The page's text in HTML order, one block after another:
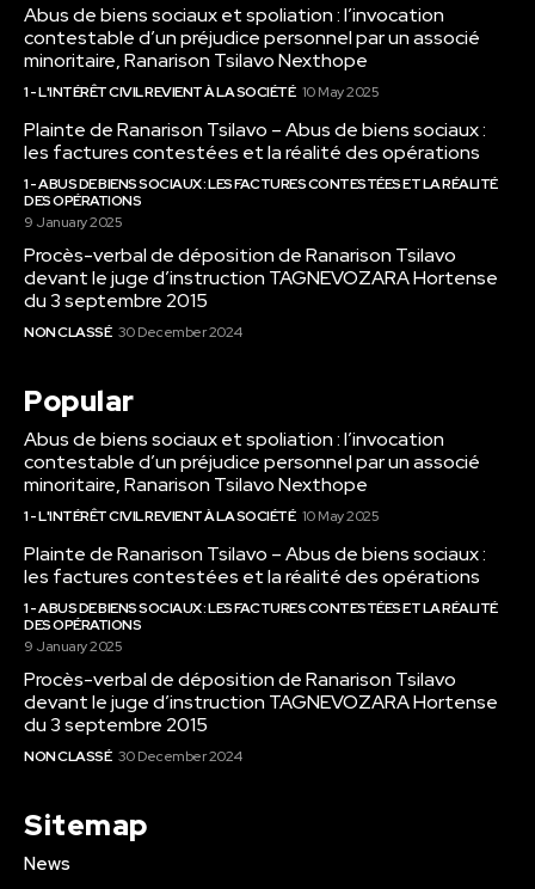
Abus de biens sociaux et spoliation : l’invocation
contestable d’un préjudice personnel par un associé
minoritaire, Ranarison Tsilavo Nexthope
1 - L'INTÉRÊT CIVIL REVIENT À LA SOCIÉTÉ 10 May 2025
Plainte de Ranarison Tsilavo – Abus de biens sociaux :
les factures contestées et la réalité des opérations
1 - ABUS DE BIENS SOCIAUX : LES FACTURES CONTESTÉES ET LA RÉALITÉ
DES OPÉRATIONS
9 January 2025
Procès-verbal de déposition de Ranarison Tsilavo
devant le juge d’instruction TAGNEVOZARA Hortense
du 3 septembre 2015
NON CLASSÉ 30 December 2024
Popular
Abus de biens sociaux et spoliation : l’invocation
contestable d’un préjudice personnel par un associé
minoritaire, Ranarison Tsilavo Nexthope
1 - L'INTÉRÊT CIVIL REVIENT À LA SOCIÉTÉ 10 May 2025
Plainte de Ranarison Tsilavo – Abus de biens sociaux :
les factures contestées et la réalité des opérations
1 - ABUS DE BIENS SOCIAUX : LES FACTURES CONTESTÉES ET LA RÉALITÉ
DES OPÉRATIONS
9 January 2025
Procès-verbal de déposition de Ranarison Tsilavo
devant le juge d’instruction TAGNEVOZARA Hortense
du 3 septembre 2015
NON CLASSÉ 30 December 2024
Sitemap
News